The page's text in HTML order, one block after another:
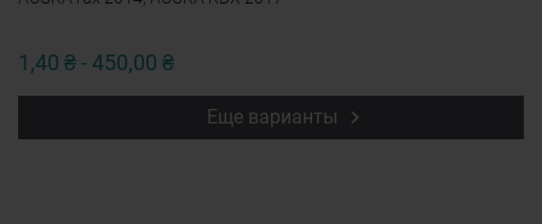
1,40 ₴ - 450,00 ₴
Еще варианты